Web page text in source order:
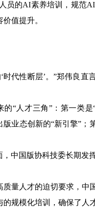
的AI素养培训，规范
值提升。
性断层’。”郑伟良直
人才三角”：第一类是
业态创新的“新引擎”；
国版协科技委长期发
人才的迫切要求，中
规模化培训，确保了人